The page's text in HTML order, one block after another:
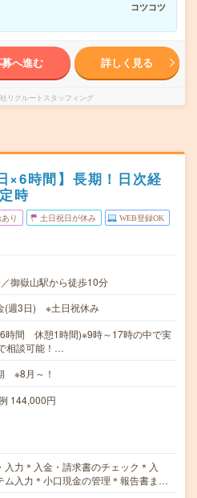
コツコツ
へ進む 詳しく見る
リクルートスタッフィング
×6時間】長期！日次経
時
り 土日祝日が休み WEB登録OK
御嶽山駅から徒歩10分
(週3日) ※土日祝休み
時間 休憩1時間)※9時～17時の中で実
相談可能！…
※8月～！
144,000円
入力＊入金・請求書のチェック＊入
ム入力＊小口現金の管理＊報告書ま…